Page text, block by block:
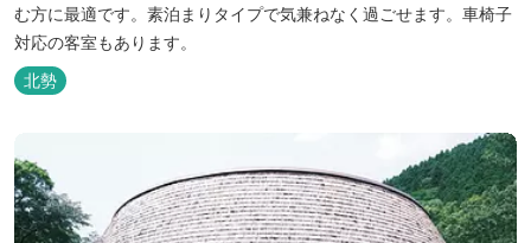
む方に最適です。素泊まりタイプで気兼ねなく過ごせます。車椅子
対応の客室もあります。
北勢